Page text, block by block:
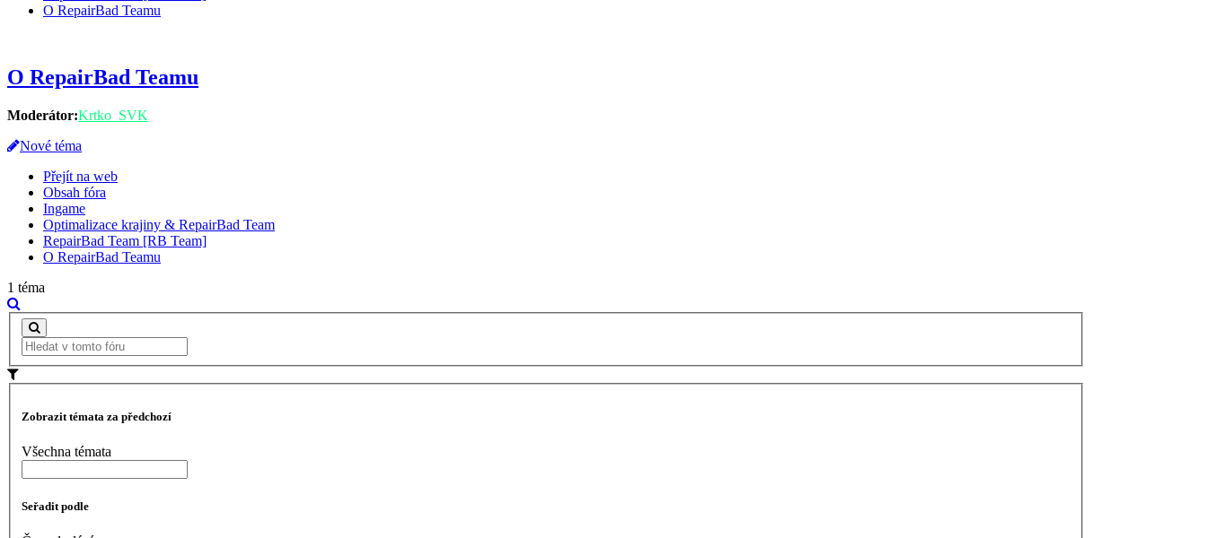
O RepairBad Teamu
O RepairBad Teamu
Moderátor:Krtko_SVK
Nové téma
Přejít na web
Obsah fóra
Ingame
Optimalizace krajiny & RepairBad Team
RepairBad Team [RB Team]
O RepairBad Teamu
1 téma
Zobrazit témata za předchozí
Všechna témata
Seřadit podle